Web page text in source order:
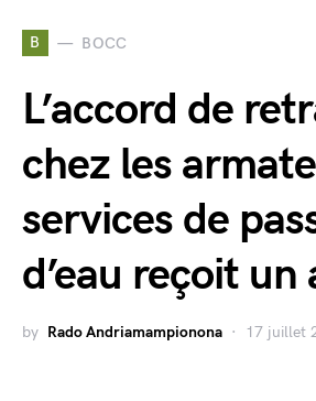
B BOCC
L’accord de
chez les
services de
d’eau reçoit un
by Rado Andriamampionona 17 juillet